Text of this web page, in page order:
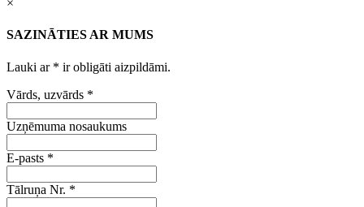
×
SAZINĀTIES AR MUMS
Lauki ar * ir obligāti aizpildāmi.
Vārds, uzvārds *
Uzņēmuma nosaukums
E-pasts *
Tālruņa Nr. *